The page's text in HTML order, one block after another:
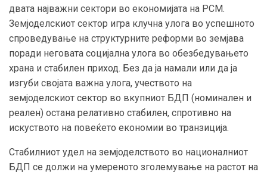
двата најважни сектори во економијата на РСМ.
Земјоделскиот сектор игра клучна улога во успешното
спроведување на структурните реформи во земјава
поради неговата социјална улога во обезбедувањето
храна и стабилен приход. Без да ја намали или да ја
изгуби својата важна улога, учеството на
земјоделскиот сектор во вкупниот БДП (номинален и
реален) остана релативно стабилен, спротивно на
искуството на повеќето економии во транзиција.
Стабилниот удел на земјоделството во националниот
БДП се должи на умереното зголемување на растот на